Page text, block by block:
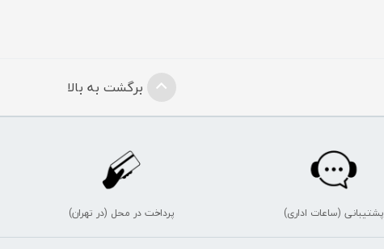
برگشت به بالا
پشتیبانی (ساعات اداری) پرداخت در محل (در تهران)